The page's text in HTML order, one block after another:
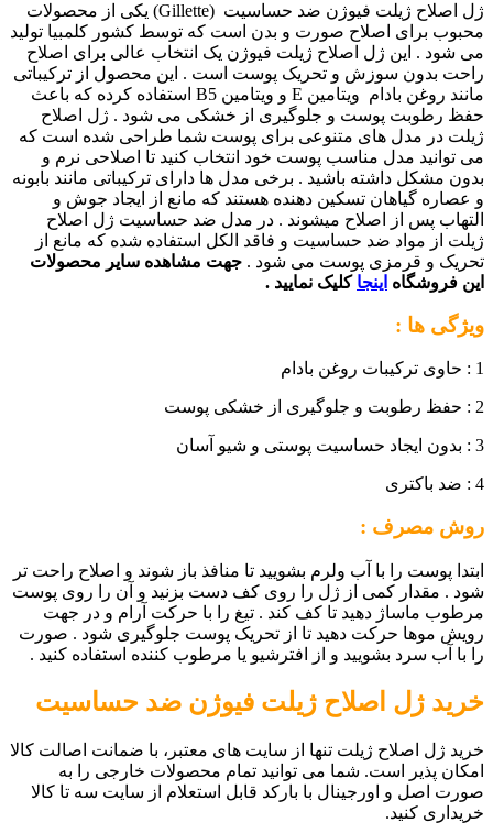
ژل اصلاح ژیلت فیوژن ضد حساسیت (Gillette) یکی از محصولات
محبوب برای اصلاح صورت و بدن است که توسط کشور کلمبیا تولید
می شود . این ژل اصلاح ژیلت فیوژن یک انتخاب عالی برای اصلاح
راحت بدون سوزش و تحریک پوست است . این محصول از ترکیباتی
مانند روغن بادام ویتامین E و ویتامین B5 استفاده کرده که باعث
حفظ رطوبت پوست و جلوگیری از خشکی می شود . ژل اصلاح
ژیلت در مدل های متنوعی برای پوست شما طراحی شده است که
می توانید مدل مناسب پوست خود انتخاب کنید تا اصلاحی نرم و
بدون مشکل داشته باشید . برخی مدل ها دارای ترکیباتی مانند بابونه
و عصاره گیاهان تسکین دهنده هستند که مانع از ایجاد جوش و
التهاب پس از اصلاح میشوند . در مدل ضد حساسیت ژل اصلاح
ژیلت از مواد ضد حساسیت و فاقد الکل استفاده شده که مانع از
تحریک و قرمزی پوست می شود . جهت مشاهده سایر محصولات
این فروشگاه اینجا کلیک نمایید .
ویژگی ها :
1 : حاوی ترکیبات روغن بادام
2 : حفظ رطوبت و جلوگیری از خشکی پوست
3 : بدون ایجاد حساسیت پوستی و شیو آسان
4 : ضد باکتری
روش مصرف :
ابتدا پوست را با آب ولرم بشویید تا منافذ باز شوند و اصلاح راحت تر
شود . مقدار کمی از ژل را روی کف دست بزنید و آن را روی پوست
مرطوب ماساژ دهید تا کف کند . تیغ را با حرکت آرام و در جهت
رویش موها حرکت دهید تا از تحریک پوست جلوگیری شود . صورت
را با آب سرد بشویید و از افترشیو یا مرطوب کننده استفاده کنید .
خرید ژل اصلاح ژیلت فیوژن ضد حساسیت
خرید ژل اصلاح ژیلت تنها از سایت های معتبر، با ضمانت اصالت کالا
امکان پذیر است. شما می توانید تمام محصولات خارجی را به
صورت اصل و اورجینال با بارکد قابل استعلام از سایت سه تا کالا
خریداری کنید.